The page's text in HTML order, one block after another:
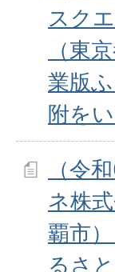
スク
（東
業版
附を
（令
ネ株
覇市
るさ